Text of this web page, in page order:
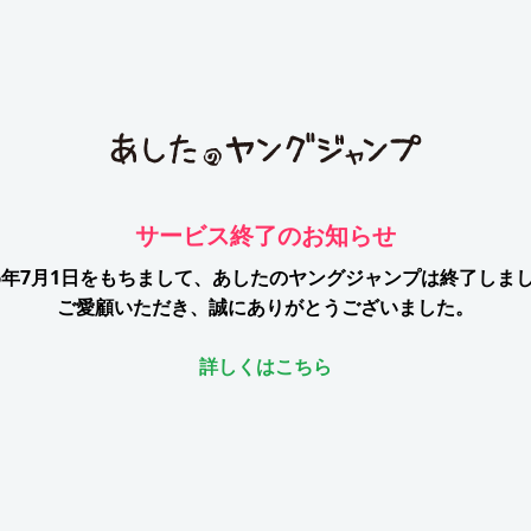
サービス終了のお知らせ
7月1日をもちまして、 あしたのヤングジャンプは終了しま
ご愛顧いただき、誠にありがとうございました。
詳しくはこちら